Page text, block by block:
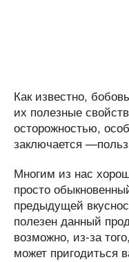
Как известно,
их полезные
осторожностью,
заключается
Многим из нас
просто
предыдущей
полезен данный
возможно, из-за
может пригодиться